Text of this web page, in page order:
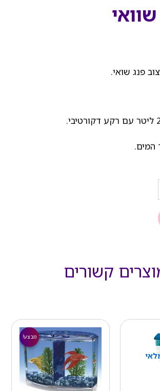
פנג שואי.
המים.
קשורים
מבצע!
מבצע!
המחיר
המקורי
היה:
₪ 92.00.
המחיר
הנוכחי
הוא:
₪ 75.00.